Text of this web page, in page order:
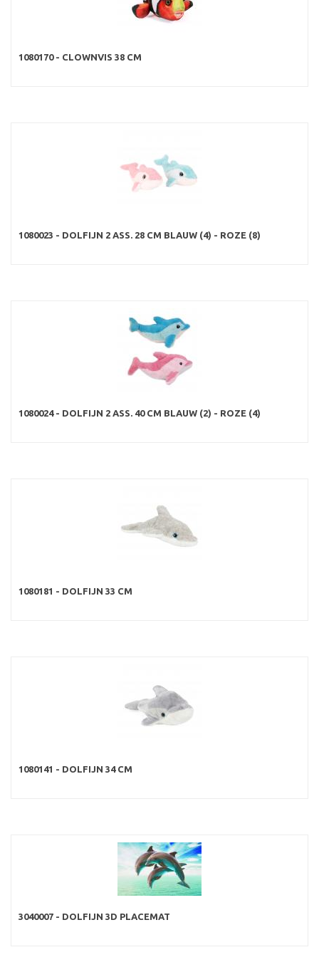
1080170 - CLOWNVIS 38 CM
1080023 - DOLFIJN 2 ASS. 28 CM BLAUW (4) - ROZE (8)
1080024 - DOLFIJN 2 ASS. 40 CM BLAUW (2) - ROZE (4)
1080181 - DOLFIJN 33 CM
1080141 - DOLFIJN 34 CM
3040007 - DOLFIJN 3D PLACEMAT